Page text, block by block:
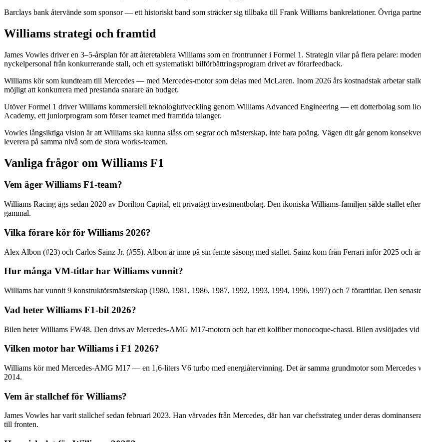
Barclays bank återvände som sponsor — ett historiskt band som sträcker sig tillbaka till Frank Williams bankrelationer. Övriga
Williams strategi och framtid
James Vowles driver en 3–5-årsplan för att återetablera Williams som en frontrunner i Formel 1. Strategin vilar på flera pelare:
nyckelpersonal från konkurrerande stall, och ett systematiskt bilförbättringsprogram drivet av förarfeedback.
Williams kör som kundteam till Mercedes — med Mercedes-motor som delas med McLaren. Inom 2026 års kostnadstak arbetar
möjligt att konkurrera med prestanda snarare än budget.
Utöver Formel 1 driver Williams kommersiell teknologiutveckling genom Williams Advanced Engineering — ett dotterbolag som
Academy, ett juniorprogram som förser teamet med framtida talanger.
Vowles långsiktiga vision är att Williams ska kunna slåss om segrar och mästerskap, inte bara poäng. Vägen dit går genom
leverera på samma nivå som de stora works-teamen.
Vanliga frågor om Williams F1
Vem äger Williams F1-team?
Williams Racing ägs sedan 2020 av Dorilton Capital, ett privatägt investmentbolag. Den ikoniska Williams-familjen sålde stallet
gammal.
Vilka förare kör för Williams 2026?
Alex Albon (#23) och Carlos Sainz Jr. (#55). Albon är inne på sin femte säsong med stallet. Sainz kom från Ferrari inför 2025 och är
Hur många VM-titlar har Williams vunnit?
Williams har vunnit 9 konstruktörsmästerskap (1980, 1981, 1986, 1987, 1992, 1993, 1994, 1996, 1997) och 7 förartitlar. Den
Vad heter Williams F1-bil 2026?
Bilen heter Williams FW48. Den drivs av Mercedes-AMG M17-motorn och har ett kolfiber monocoque-chassi. Bilen avslöjades
Vilken motor har Williams i F1 2026?
Williams kör med Mercedes-AMG M17 — en 1,6-liters V6 turbo med energiåtervinning. Det är samma grundmotor som Mercedes
2014.
Vem är stallchef för Williams?
James Vowles har varit stallchef sedan februari 2023. Han värvades från Mercedes, där han var chefsstrateg under deras
till fronten.